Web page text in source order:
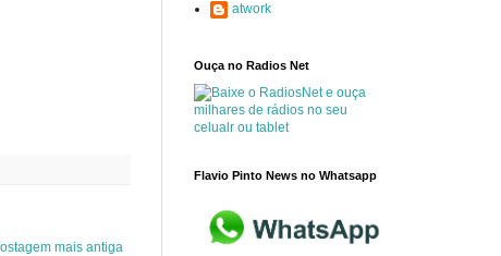
mais antiga
atwork
Ouça no Radios Net
Flavio Pinto News no Whatsapp